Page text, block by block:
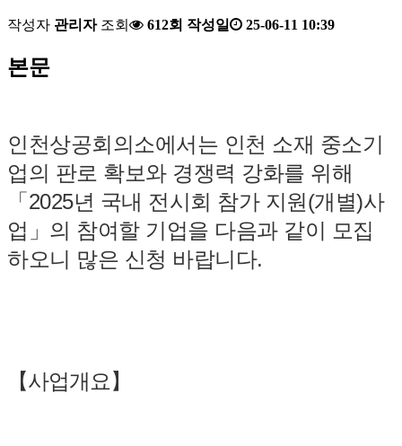
작성자 관리자 조회 612회 작성일 25-06-11 10:39
본문
인천상공회의소에서는 인천 소재 중소기
업의 판로 확보와 경쟁력 강화를 위해
「2025년 국내 전시회 참가 지원(개별)사
업」의 참여할 기업을 다음과 같이 모집
하오니 많은 신청 바랍니다.
【사업개요】